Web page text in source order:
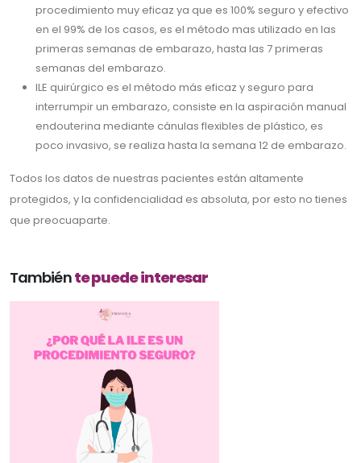
procedimiento muy eficaz ya que es 100% seguro y efectivo
en el 99% de los casos, es el método mas utilizado en las
primeras semanas de embarazo, hasta las 7 primeras
semanas del embarazo.
ILE quirúrgico es el método más eficaz y seguro para
interrumpir un embarazo, consiste en la aspiración manual
endouterina mediante cánulas flexibles de plástico, es
poco invasivo, se realiza hasta la semana 12 de embarazo.
Todos los datos de nuestras pacientes están altamente
protegidos, y la confidencialidad es absoluta, por esto no tienes
que preocuaparte.
Tambiénte puede interesar